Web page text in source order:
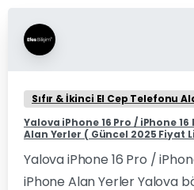
Sıfır & İkinci El Cep Telefonu
Yalova iPhone 16 Pro / iPhone 16
Alan Yerler ( Güncel 2025 Fiyat
Yalova iPhone 16 Pro /
iPhone Alan Yerler Yalova